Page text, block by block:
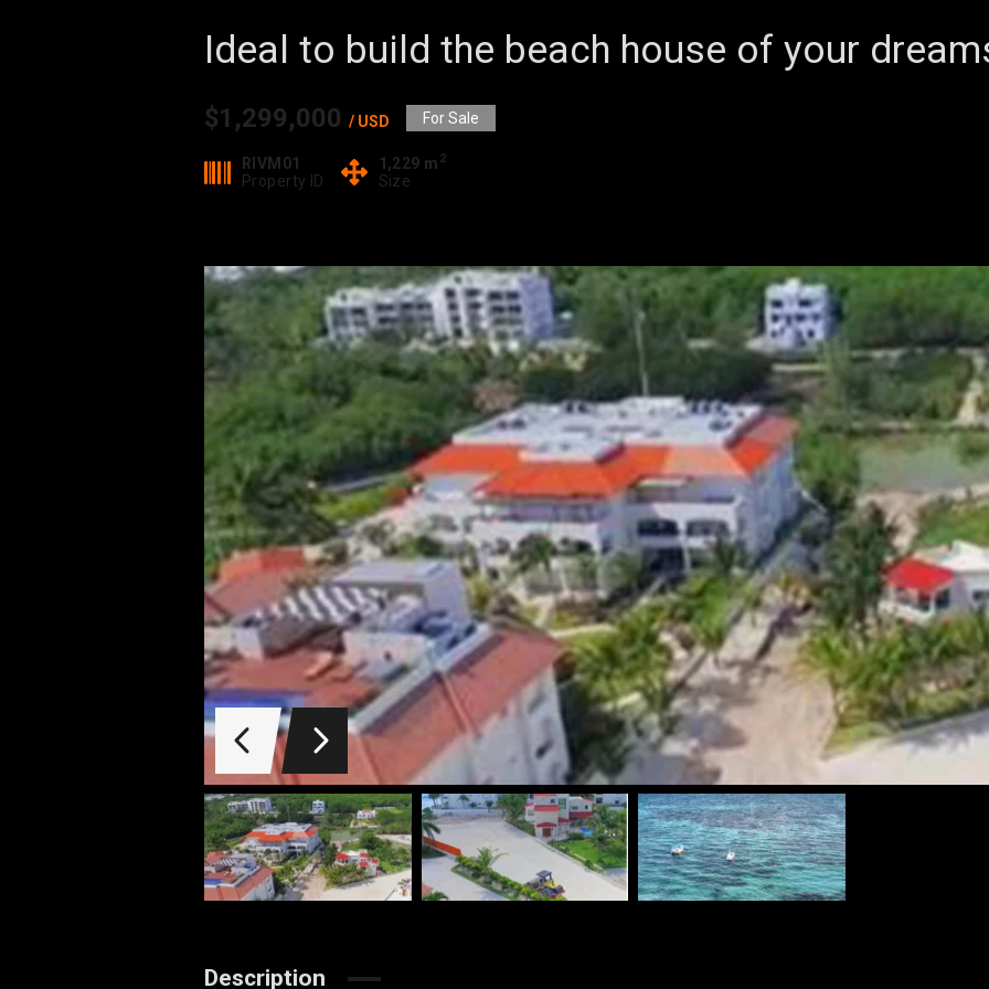
Ideal to build the beach house of your
$1,299,000 / USD For Sale
RIVM01
Property ID
1,229 m 2
Size
Description